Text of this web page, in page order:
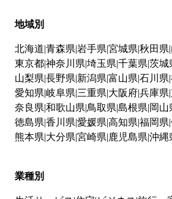
地域別
北海道 青森県 岩手県 宮城県 秋田県
東京都神奈川県 埼玉県 千葉県 茨城
山梨県 長野県 新潟県 富山県 石川県
愛知県 岐阜県 三重県 大阪府兵庫県
奈良県 和歌山県 鳥取県 島根県 岡山
徳島県 香川県 愛媛県 高知県 福岡県
熊本県 大分県 宮崎県 鹿児島県 沖縄
業種別